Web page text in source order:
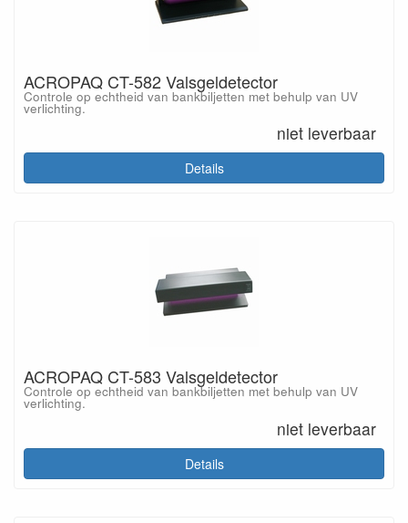
ACROPAQ CT-582 Valsgeldetector
Controle op echtheid van bankbiljetten met behulp van UV
verlichting.
niet leverbaar
Details
ACROPAQ CT-583 Valsgeldetector
Controle op echtheid van bankbiljetten met behulp van UV
verlichting.
niet leverbaar
Details